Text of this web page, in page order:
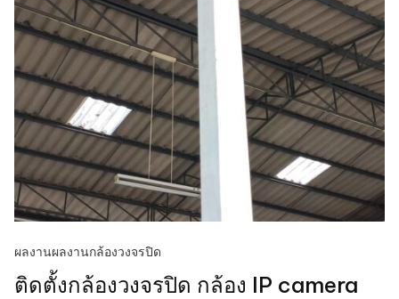
ผลงานผลงานกล้องวงจรปิด
ติดตั้งกล้องวงจรปิด กล้อง IP camera